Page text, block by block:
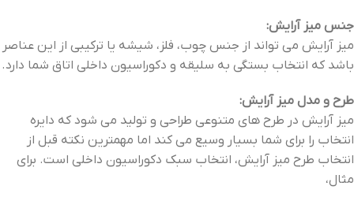
جنس میز آرایش:
میز آرایش می تواند از جنس چوب، فلز، شیشه یا ترکیبی از این عناصر
باشد که انتخاب بستگی به سلیقه و دکوراسیون داخلی اتاق شما دارد.
طرح و مدل میز آرایش:
میز آرایش در طرح های متنوعی طراحی و تولید می شود که دایره
انتخاب را برای شما بسیار وسیع می کند اما مهمترین نکته قبل از
انتخاب طرح میز آرایش، انتخاب سبک دکوراسیون داخلی است. برای
مثال،